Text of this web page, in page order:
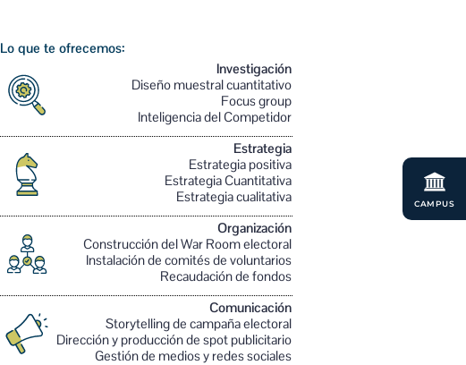
CAMPUS
Lo que te ofrecemos:
Investigación
Diseño muestral cuantitativo
Focus group
Inteligencia del Competidor
Estrategia
Estrategia positiva
Estrategia Cuantitativa
Estrategia cualitativa
Organización
Construcción del War Room electoral
Instalación de comités de voluntarios
Recaudación de fondos
Comunicación
Storytelling de campaña electoral
Dirección y producción de spot publicitario
Gestión de medios y redes sociales